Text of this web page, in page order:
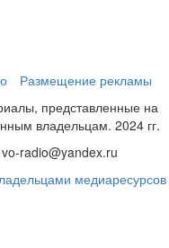
Размещение рекламы
представленные на
владельцам. 2024 гг.
radio@yandex.ru
медиаресурсов